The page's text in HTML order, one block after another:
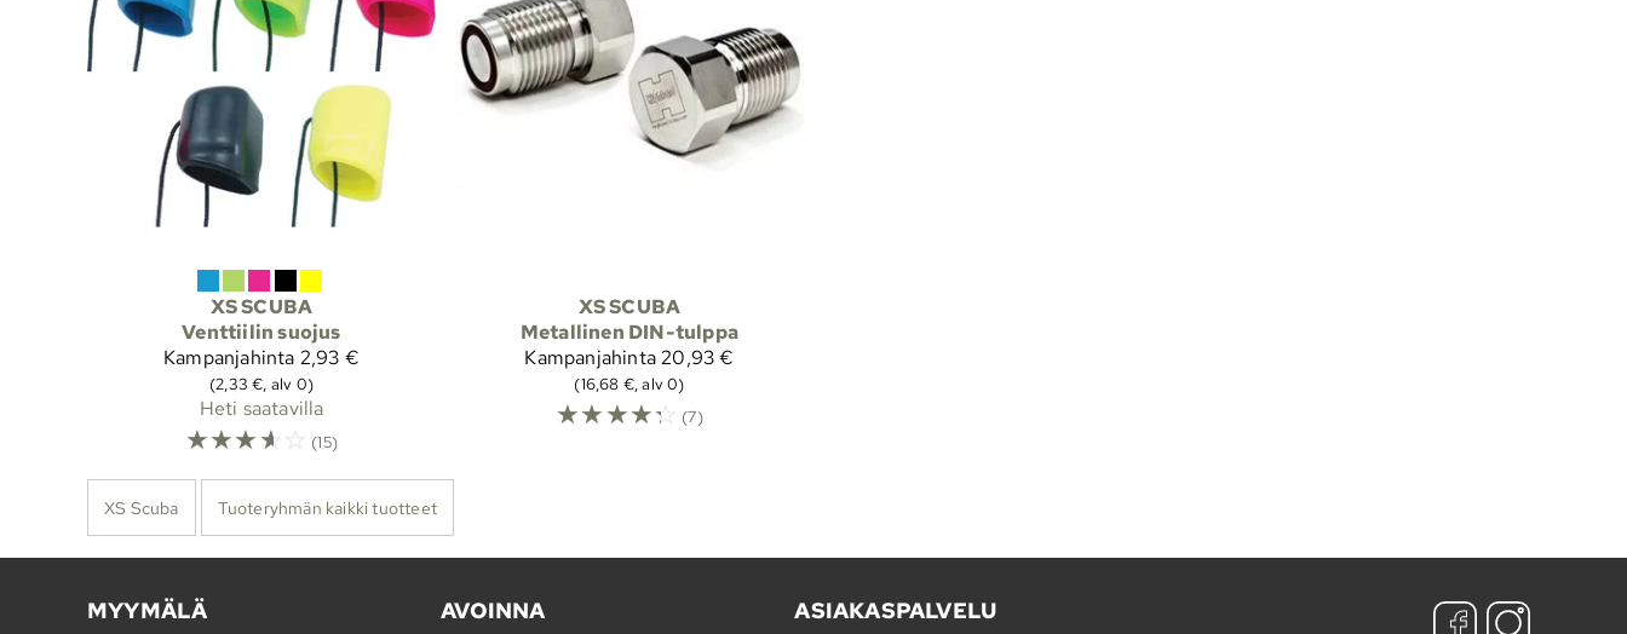
XS SCUBA
Venttiilin suojus
Kampanjahinta 2,93 €
(2,33 €, alv 0)
Heti saatavilla
☆☆☆☆ ☆ (15)
XS SCUBA
Metallinen DIN-tulppa
Kampanjahinta20,93 €
(16,68 €, alv 0)
☆☆☆☆☆ (7)
XS Scuba Tuoteryhmän kaikki tuotteet
MYYMÄLÄ AVOINNA ASIAKASPALVELU